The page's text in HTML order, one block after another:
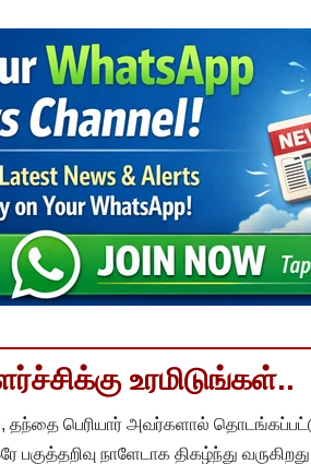
உரமிடுங்கள்..
பெரியார் அவர்களால்
பகுத்தறிவு நாளேடாக திகழ்ந்து